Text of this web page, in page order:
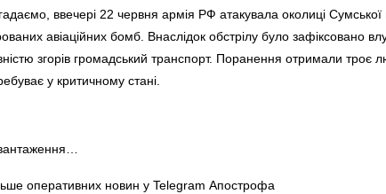
ввечері 22 червня армія РФ атакувала околиці
авіаційних бомб. Внаслідок обстрілу було зафіксовано
згорів громадський транспорт. Поранення отримали троє
у критичному стані.
оперативних новин у Telegram Апострофа